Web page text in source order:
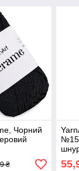
Чорний
₴